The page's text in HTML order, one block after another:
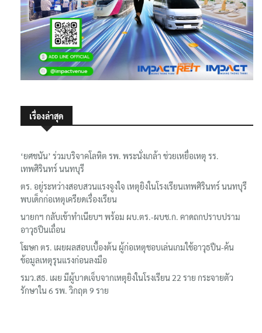
เรื่องล่าสุด
‘ยศชนัน’ ร่วมบริจาคโลหิต รพ. พระนั่งเกล้า ช่วยเหยื่อเหตุ รร.
เทพศิรินทร์ นนทบุรี
ตร. อยู่ระหว่างสอบสวนแรงจูงใจ เหตุยิงในโรงเรียนเทพศิรินทร์ นนทบุรี
พบเด็กก่อเหตุเครียดเรื่องเรียน
นายกฯ กลับเข้าทำเนียบฯ พร้อม ผบ.ตร.-ผบช.ก. คาดถกปราบปราม
อาวุธปืนเถื่อน
โฆษก ตร. เผยผลสอบเบื้องต้น ผู้ก่อเหตุชอบเล่นเกมใช้อาวุธปืน-ค้น
ข้อมูลเหตุรุนแรงก่อนลงมือ
รมว.สธ. เผย มีผู้บาดเจ็บจากเหตุยิงในโรงเรียน 22 ราย กระจายตัว
รักษาใน 6 รพ. วิกฤต 9 ราย